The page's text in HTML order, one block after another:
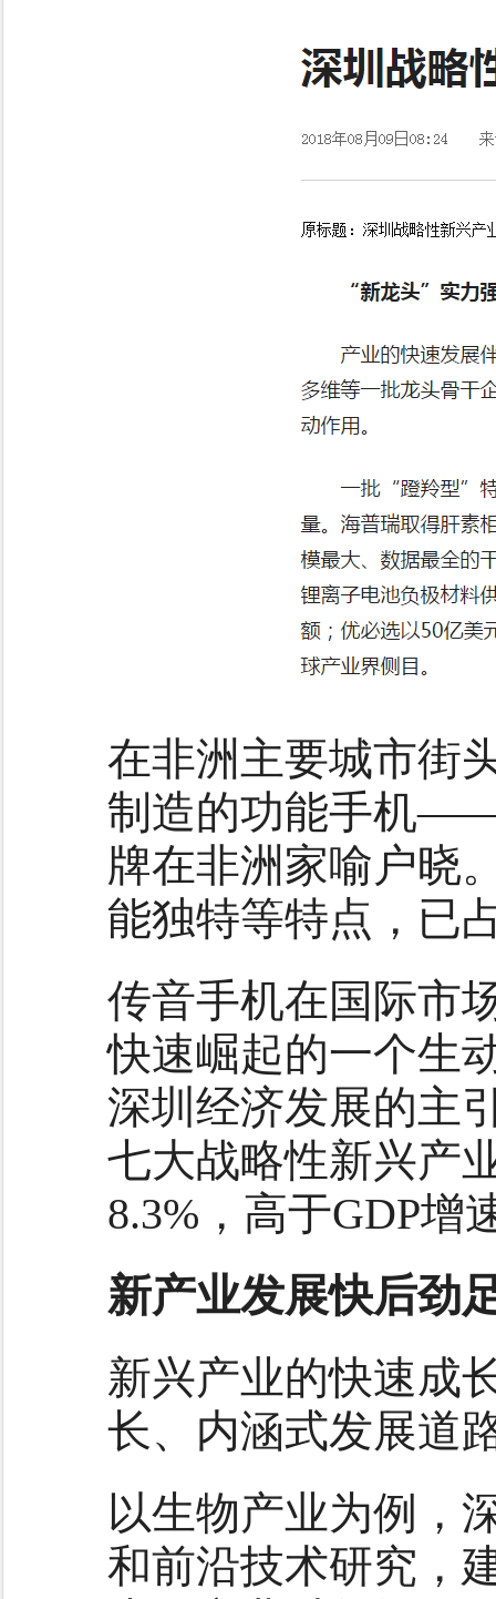
在非洲主要城市街
制造的功能手机——
牌在非洲家喻户晓
能独特等特点，已
传音手机在国际市
快速崛起的一个生
深圳经济发展的主
七大战略性新兴产
8.3%，高于GDP增
新产业发展快后劲
新兴产业的快速成
长、内涵式发展道
以生物产业为例，
和前沿技术研究，